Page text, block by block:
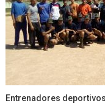
Entrenadores